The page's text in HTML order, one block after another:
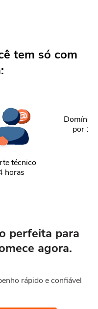
tem só com
técnico
horas
Domínio
por 1
perfeita para
agora.
rápido e confiável